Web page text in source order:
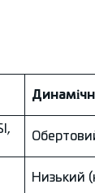
Низький